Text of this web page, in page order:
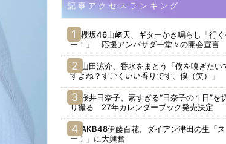
記事アクセスランキング
櫻坂46山﨑天、ギターかき鳴らし「行
ー！」 応援アンバサダー堂々の開会宣言
山田涼介、香水をまとう「僕を嗅ぎたい
すよね？すごくいい香りです、僕（笑）」
桜井日奈子、素すぎる“日奈子の１日”を
り撮る 27年カレンダーブック発売決定
AKB48伊藤百花、ダイアン津田の生「ス
ー！」に大興奮